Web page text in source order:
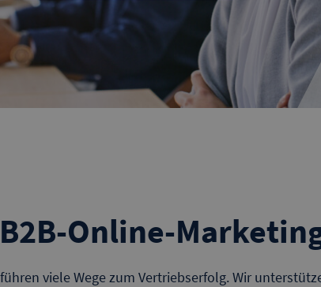
Online-
viele Wege zum Vertriebserfolg. Wir